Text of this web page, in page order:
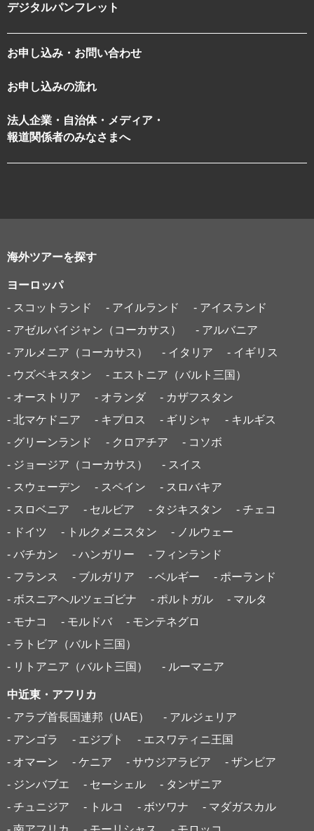
デジタルパンフレット
お申し込み・お問い合わせ
お申し込みの流れ
法人企業・自治体・メディア・
報道関係者のみなさまへ
海外ツアーを探す
ヨーロッパ
- スコットランド
- アイルランド
- アイスランド
- アゼルバイジャン（コーカサス）
- アルバニア
- アルメニア（コーカサス）
- イタリア
- イギリス
- ウズベキスタン
- エストニア（バルト三国）
- オーストリア
- オランダ
- カザフスタン
- 北マケドニア
- キプロス - ギリシャ
- キルギス
- グリーンランド
- クロアチア
- コソボ
- ジョージア（コーカサス）
- スイス
- スウェーデン
- スペイン
- スロバキア
- スロベニア
- セルビア - タジキスタン
- チェコ
- ドイツ
- トルクメニスタン
- ノルウェー
- バチカン
- ハンガリー
- フィンランド
- フランス
- ブルガリア - ベルギー
- ポーランド
- ボスニアヘルツェゴビナ
- ポルトガル
- マルタ
- モナコ
- モルドバ
- モンテネグロ
- ラトビア（バルト三国）
- リトアニア（バルト三国）
- ルーマニア
中近東・アフリカ
- アラブ首長国連邦（UAE）
- アルジェリア
- アンゴラ
- エジプト
- エスワティニ王国
- オマーン
- ケニア - サウジアラビア
- ザンビア
- ジンバブエ
- セーシェル
- タンザニア
- チュニジア
- トルコ - ボツワナ
- マダガスカル